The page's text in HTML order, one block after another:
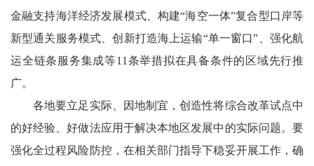
金融支持海洋经济发展模式、构建“海空一体”复合型口岸等
新型通关服务模式、创新打造海上运输“单一窗口”、强化航
运全链条服务集成等11条举措拟在具备条件的区域先行推
广。
各地要立足实际、因地制宜，创造性将综合改革试点中
的好经验、好做法应用于解决本地区发展中的实际问题。要
强化全过程风险防控，在相关部门指导下稳妥开展工作，确